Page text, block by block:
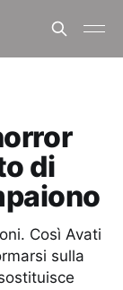
di
Così Avati
sulla